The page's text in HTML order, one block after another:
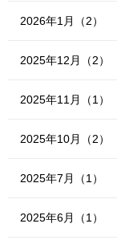
2026年1月（2）
2025年12月（2）
2025年11月（1）
2025年10月（2）
2025年7月（1）
2025年6月（1）